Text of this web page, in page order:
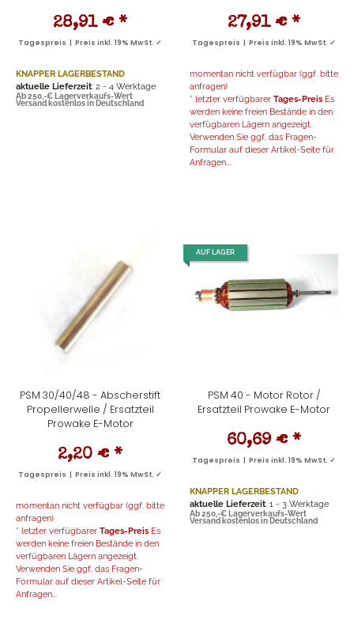
28,91 € *
Tagespreis | Preis inkl. 19% MwSt. ✓
KNAPPER LAGERBESTAND
aktuelle Lieferzeit: 2 - 4 Werktage
Ab 250,-€ Lagerverkaufs-Wert
Versand kostenlos in Deutschland
27,91 € *
Tagespreis | Preis inkl. 19% MwSt. ✓
momentan nicht verfügbar (ggf. bitte
anfragen)
* letzter verfügbarer Tages-Preis Es
werden keine freien Bestände in den
verfügbaren Lägern angezeigt.
Verwenden Sie ggf. das Fragen-
Formular auf dieser Artikel-Seite für
Anfragen...
PSM 30/40/48 - Abscherstift
Propellerwelle / Ersatzteil
Prowake E-Motor
2,20 € *
Tagespreis | Preis inkl. 19% MwSt. ✓
momentan nicht verfügbar (ggf. bitte
anfragen)
* letzter verfügbarer Tages-Preis Es
werden keine freien Bestände in den
verfügbaren Lägern angezeigt.
Verwenden Sie ggf. das Fragen-
Formular auf dieser Artikel-Seite für
Anfragen...
AUF LAGER
PSM 40 - Motor Rotor /
Ersatzteil Prowake E-Motor
60,69 € *
Tagespreis | Preis inkl. 19% MwSt. ✓
KNAPPER LAGERBESTAND
aktuelle Lieferzeit: 1 - 3 Werktage
Ab 250,-€ Lagerverkaufs-Wert
Versand kostenlos in Deutschland